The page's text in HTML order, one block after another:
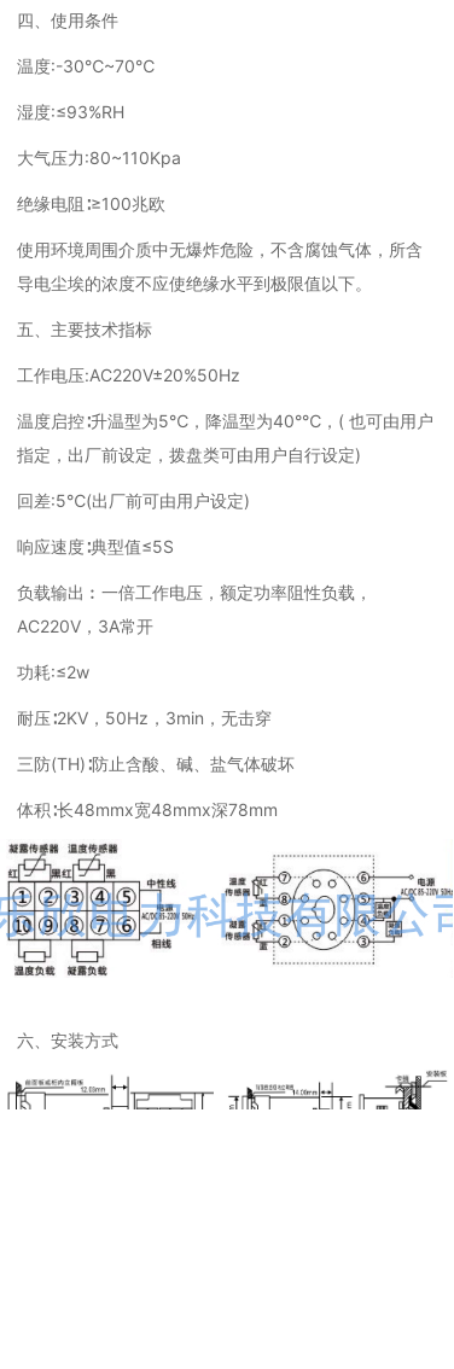
四、使用条件
温度:-30℃~70℃
湿度:≤93%RH
大气压力:80~110Kpa
绝缘电阻∶≥100兆欧
使用环境周围介质中无爆炸危险，不含腐蚀气体，所含
导电尘埃的浓度不应使绝缘水平到极限值以下。
五、主要技术指标
工作电压:AC220V±20%50Hz
温度启控∶升温型为5℃，降温型为40°℃，( 也可由用户
指定，出厂前设定，拨盘类可由用户自行设定)
回差:5℃(出厂前可由用户设定)
响应速度∶典型值≤5S
负载输出︰一倍工作电压，额定功率阻性负载，
AC220V，3A常开
功耗:≤2w
耐压∶2KV，50Hz，3min，无击穿
三防(TH)∶防止含酸、碱、盐气体破坏
体积∶长48mmx宽48mmx深78mm
六、安装方式